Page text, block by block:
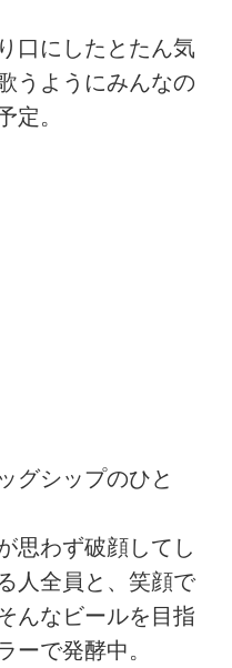
口にしたとたん気
うようにみんなの
定。
グシップのひと
思わず破顔してし
人全員と、笑顔で
んなビールを目指
ーで発酵中。